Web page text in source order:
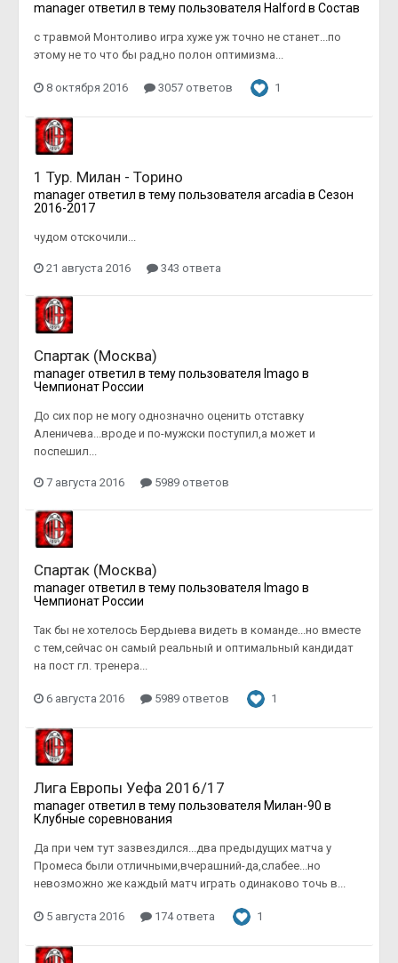
managerответил в тему пользователя Halford в Состав
с травмой Монтоливо игра хуже уж точно не станет...по
этому не то что бы рад,но полон оптимизма...
8 октября 2016 3057 ответов 1
1 Тур. Милан - Торино
managerответил в тему пользователя arcadia в Сезон
2016-2017
чудом отскочили...
21 августа 2016 343 ответа
Спартак (Москва)
managerответил в тему пользователя Imago в
Чемпионат России
До сих пор не могу однозначно оценить отставку
Аленичева...вроде и по-мужски поступил,а может и
поспешил...
7 августа 2016 5989 ответов
Спартак (Москва)
managerответил в тему пользователя Imago в
Чемпионат России
Так бы не хотелось Бердыева видеть в команде...но вместе
с тем,сейчас он самый реальный и оптимальный кандидат
на пост гл. тренера...
6 августа 2016 5989 ответов 1
Лига Европы Уефа 2016/17
managerответил в тему пользователя Милан-90 в
Клубные соревнования
Да при чем тут зазвездился...два предыдущих матча у
Промеса были отличными,вчерашний-да,слабее...но
невозможно же каждый матч играть одинаково точь в...
5 августа 2016 174 ответа 1